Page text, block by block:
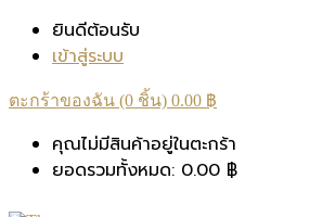
ยินดีต้อนรับ
เข้าสู่ระบบ
ตะกร้าของฉัน (0 ชิ้น) 0.00 ฿
คุณไม่มีสินค้าอยู่ในตะกร้า
ยอดรวมทั้งหมด: 0.00 ฿